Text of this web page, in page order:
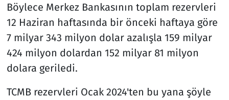
Böylece Merkez Bankasının toplam rezervleri
12 Haziran haftasında bir önceki haftaya göre
7 milyar 343 milyon dolar azalışla 159 milyar
424 milyon dolardan 152 milyar 81 milyon
dolara geriledi.
TCMB rezervleri Ocak 2024'ten bu yana şöyle